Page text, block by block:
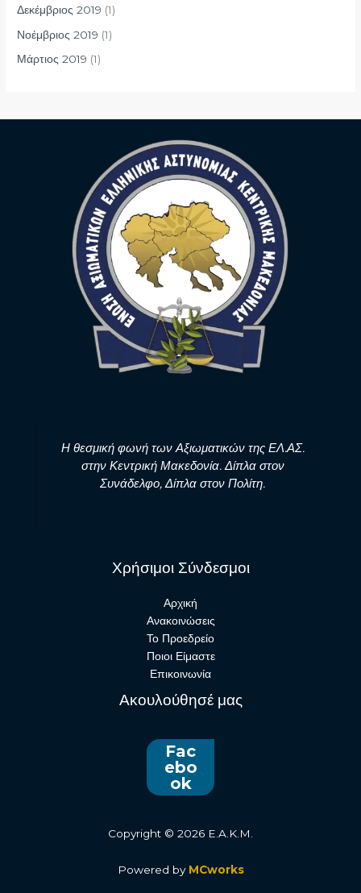
Δεκέμβριος 2019 (1)
Νοέμβριος 2019 (1)
Μάρτιος 2019 (1)
Η θεσμική φωνή των Αξιωματικών της ΕΛ.ΑΣ.
στην Κεντρική Μακεδονία. Δίπλα στον
Συνάδελφο, Δίπλα στον Πολίτη.
Χρήσιμοι Σύνδεσμοι
Αρχική
Ανακοινώσεις
Το Προεδρείο
Ποιοι Είμαστε
Επικοινωνία
Ακουλούθησέ μας
Fac
ebo
ok
Copyright © 2026 E.A.K.M.
Powered by MCworks